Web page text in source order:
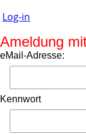
Log-in
Ameldung
eMail-Adresse:
Kennwort